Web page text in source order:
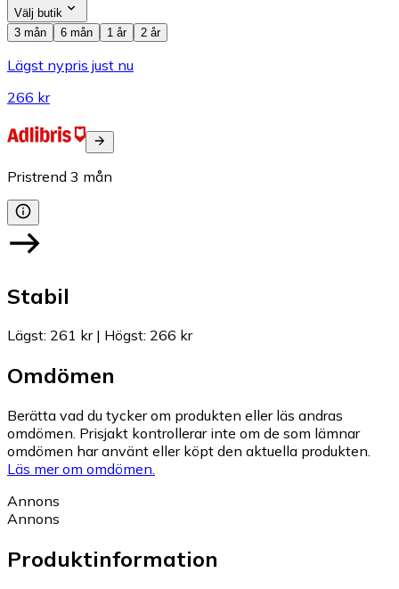
Välj butik
3 mån
6 mån 1 år 2 år
Lägst nypris just nu
266 kr
Pristrend 3 mån
Stabil
Lägst: 261 kr| Högst: 266 kr
Omdömen
Berätta vad du tycker om produkten eller läs andras
omdömen. Prisjakt kontrollerar inte om de som lämnar
omdömen har använt eller köpt den aktuella produkten.
Läs mer om omdömen.
Annons
Annons
Produktinformation